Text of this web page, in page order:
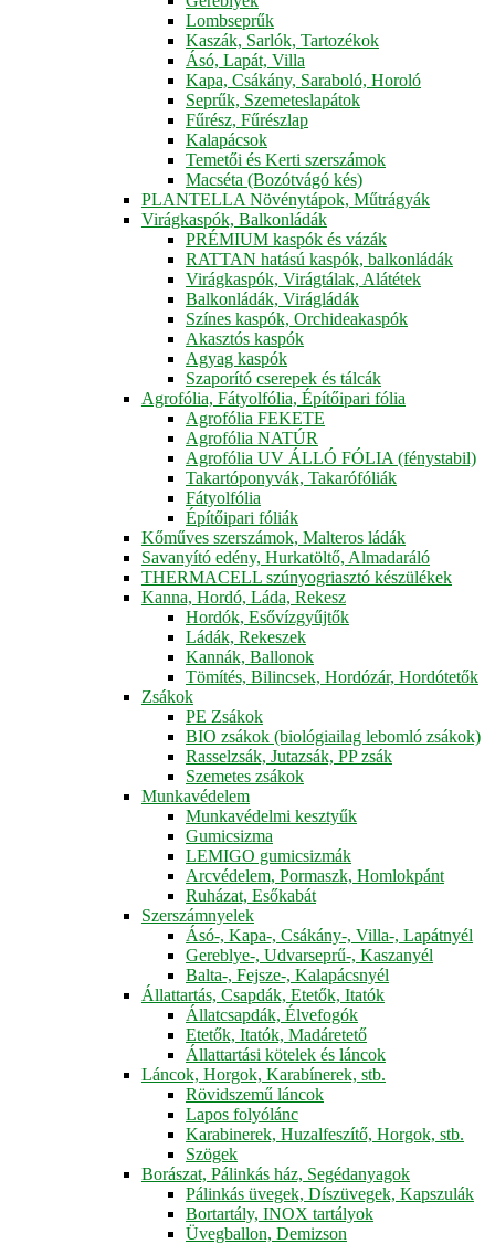
Lombseprűk
Kaszák, Sarlók, Tartozékok
Ásó, Lapát, Villa
Kapa, Csákány, Saraboló, Horoló
Seprűk, Szemeteslapátok
Fűrész, Fűrészlap
Kalapácsok
Temetői és Kerti szerszámok
Macséta (Bozótvágó kés)
PLANTELLA Növénytápok, Műtrágyák
Virágkaspók, Balkonládák
PRÉMIUM kaspók és vázák
RATTAN hatású kaspók, balkonládák
Virágkaspók, Virágtálak, Alátétek
Balkonládák, Virágládák
Színes kaspók, Orchideakaspók
Akasztós kaspók
Agyag kaspók
Szaporító cserepek és tálcák
Agrofólia, Fátyolfólia, Építőipari fólia
Agrofólia FEKETE
Agrofólia NATÚR
Agrofólia UV ÁLLÓ FÓLIA (fénystabil)
Takartóponyvák, Takarófóliák
Fátyolfólia
Építőipari fóliák
Kőműves szerszámok, Malteros ládák
Savanyító edény, Hurkatöltő, Almadaráló
THERMACELL szúnyogriasztó készülékek
Kanna, Hordó, Láda, Rekesz
Hordók, Esővízgyűjtők
Ládák, Rekeszek
Kannák, Ballonok
Tömítés, Bilincsek, Hordózár, Hordótetők
Zsákok
PE Zsákok
BIO zsákok (biológiailag lebomló zsákok)
Rasselzsák, Jutazsák, PP zsák
Szemetes zsákok
Munkavédelem
Munkavédelmi kesztyűk
Gumicsizma
LEMIGO gumicsizmák
Arcvédelem, Pormaszk, Homlokpánt
Ruházat, Esőkabát
Szerszámnyelek
Ásó-, Kapa-, Csákány-, Villa-, Lapátnyél
Gereblye-, Udvarseprű-, Kaszanyél
Balta-, Fejsze-, Kalapácsnyél
Állattartás, Csapdák, Etetők, Itatók
Állatcsapdák, Élvefogók
Etetők, Itatók, Madáretető
Állattartási kötelek és láncok
Láncok, Horgok, Karabínerek, stb.
Rövidszemű láncok
Lapos folyólánc
Karabinerek, Huzalfeszítő, Horgok, stb.
Szögek
Borászat, Pálinkás ház, Segédanyagok
Pálinkás üvegek, Díszüvegek, Kapszulák
Bortartály, INOX tartályok
Üvegballon, Demizson